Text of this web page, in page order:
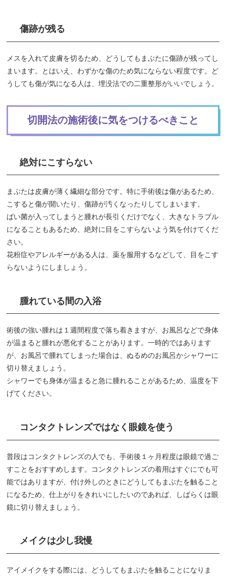
傷跡が残る
メスを入れて皮膚を切るため、どうしてもまぶたに傷跡が残ってし
まいます。とはいえ、わずかな傷のため気にならない程度です。ど
うしても傷が気になる人は、埋没法での二重整形がいいでしょう。
切開法の施術後に気をつけるべきこと
絶対にこすらない
まぶたは皮膚が薄く繊細な部分です。特に手術後は傷があるため、
こすると傷が開いたり、傷跡が汚くなったりしてしまいます。
ばい菌が入ってしまうと腫れが長引くだけでなく、大きなトラブル
になることもあるため、絶対に目をこすらないよう気を付けてくだ
さい。
花粉症やアレルギーがある人は、薬を服用するなどして、目をこす
らないようにしましょう。
腫れている間の入浴
術後の強い腫れは１週間程度で落ち着きますが、お風呂などで身体
が温まると腫れが悪化することがあります。一時的ではあります
が、お風呂で腫れてしまった場合は、ぬるめのお風呂かシャワーに
切り替えましょう。
シャワーでも身体が温まると急に腫れることがあるため、温度を下
げてください。
コンタクトレンズではなく眼鏡を使う
普段はコンタクトレンズの人でも、手術後１ヶ月程度は眼鏡で過ご
すことをおすすめします。コンタクトレンズの着用はすぐにでも可
能ではありますが、付け外しのときにどうしてもまぶたを触ること
になるため、仕上がりをきれいにしたいのであれば、しばらくは眼
鏡に切り替えましょう。
メイクは少し我慢
アイメイクをする際には、どうしてもまぶたを触ることになりま